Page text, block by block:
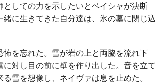
しての力を示したいとベイシャが決断
に生きてきた自分達は、氷の墓に閉じ込
を忘れた。雪が岩の上と両脇を流れ下
対し目の前に壁を作り出した。音を立て
雪を想像し、ネイヴァは息を止めた。